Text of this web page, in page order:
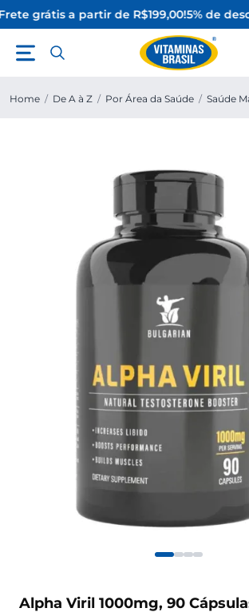
grátis a partir de R$199,00!5% de
Home / De A à Z / Por Área da Saúde / Saúde
Alpha Viril 1000mg, 90